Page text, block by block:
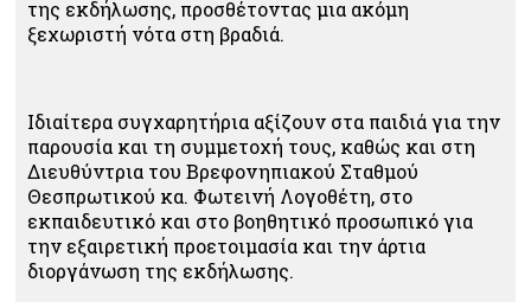
της εκδήλωσης, προσθέτοντας μια ακόμη
ξεχωριστή νότα στη βραδιά.
Ιδιαίτερα συγχαρητήρια αξίζουν στα παιδιά για την
παρουσία και τη συμμετοχή τους, καθώς και στη
Διευθύντρια του Βρεφονηπιακού Σταθμού
Θεσπρωτικού κα. Φωτεινή Λογοθέτη, στο
εκπαιδευτικό και στο βοηθητικό προσωπικό για
την εξαιρετική προετοιμασία και την άρτια
διοργάνωση της εκδήλωσης.